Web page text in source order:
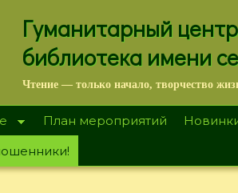
Гуманитарный
библиотека имени
Чтение — только начало, творчество
План мероприятий